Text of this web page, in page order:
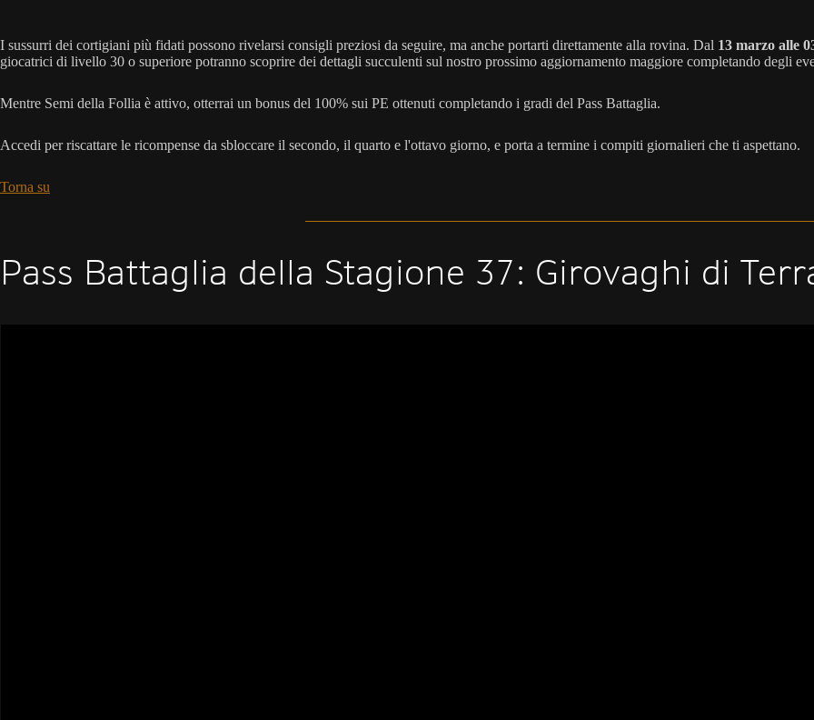
I sussurri dei cortigiani più fidati possono rivelarsi consigli preziosi da seguire, ma anche portarti direttamente alla rovina. Dal 13 marzo alle
giocatrici di livello 30 o superiore potranno scoprire dei dettagli succulenti sul nostro prossimo aggiornamento maggiore completando degli
Mentre Semi della Follia è attivo, otterrai un bonus del 100% sui PE ottenuti completando i gradi del Pass Battaglia.
Accedi per riscattare le ricompense da sbloccare il secondo, il quarto e l'ottavo giorno, e porta a termine i compiti giornalieri che ti aspettano.
Torna su
Pass Battaglia della Stagione 37: Girovaghi di